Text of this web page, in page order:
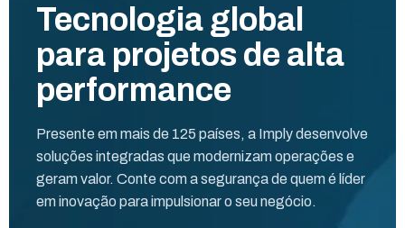
Tecnologia global
para projetos de alta
performance
Presente em mais de 125 países, a Imply desenvolve
soluções integradas que modernizam operações e
geram valor. Conte com a segurança de quem é líder
em inovação para impulsionar o seu negócio.